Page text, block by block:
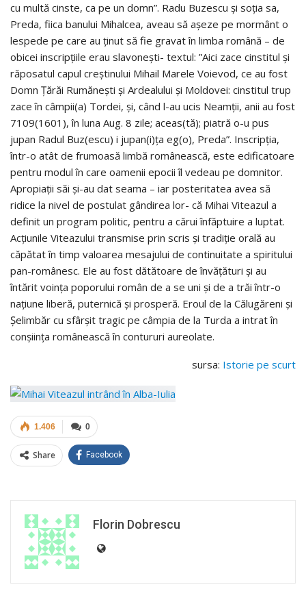
cu multă cinste, ca pe un domn”. Radu Buzescu și soția sa,
Preda, fiica banului Mihalcea, aveau să așeze pe mormânt o
lespede pe care au ținut să fie gravat în limba română – de
obicei inscripțiile erau slavonești- textul: ”Aici zace cinstitul și
răposatul capul creștinului Mihail Marele Voievod, ce au fost
Domn Țărăi Rumănești și Ardealului și Moldovei: cinstitul trup
zace în câmpii(a) Tordei, și, când l-au ucis Neamții, anii au fost
7109(1601), în luna Aug. 8 zile; aceas(tă); piatră o-u pus
jupan Radul Buz(escu) i jupan(i)ța eg(o), Preda”. Inscripția,
într-o atât de frumoasă limbă românească, este edificatoare
pentru modul în care oamenii epocii îl vedeau pe domnitor.
Apropiații săi și-au dat seama – iar posteritatea avea să
ridice la nivel de postulat gândirea lor- că Mihai Viteazul a
definit un program politic, pentru a cărui înfăptuire a luptat.
Acțiunile Viteazului transmise prin scris și tradiție orală au
căpătat în timp valoarea mesajului de continuitate a spiritului
pan-românesc. Ele au fost dătătoare de învățături și au
întărit voința poporului român de a se uni și de a trăi într-o
națiune liberă, puternică și prosperă. Eroul de la Călugăreni și
Șelimbăr cu sfârșit tragic pe câmpia de la Turda a intrat în
conșiința românească în contururi aureolate.
sursa: Istorie pe scurt
0
1.406
Share Facebook
Florin Dobrescu